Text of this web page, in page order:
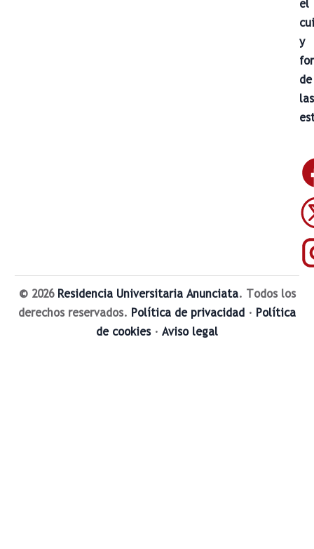
el
y
de
las
© 2026 Residencia Universitaria Anunciata. Todos los
derechos reservados. Política de privacidad · Política
de cookies· Aviso legal